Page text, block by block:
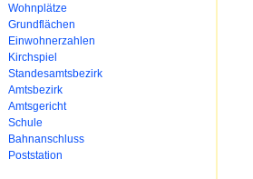
Wohnplätze
Grundflächen
Einwohnerzahlen
Kirchspiel
Standesamtsbezirk
Amtsbezirk
Amtsgericht
Schule
Bahnanschluss
Poststation